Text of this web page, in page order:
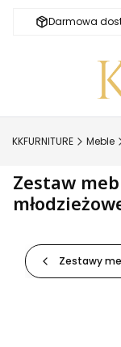
Darmowa
KKFURNITURE Meble
Zestaw
Zestawy